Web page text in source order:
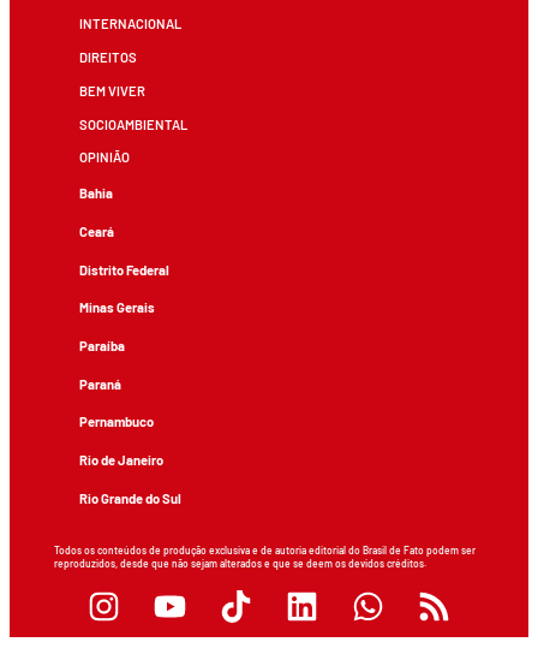
INTERNACIONAL
DIREITOS
BEM VIVER
SOCIOAMBIENTAL
OPINIÃO
Bahia
Ceará
Distrito Federal
Minas Gerais
Paraíba
Paraná
Pernambuco
Rio de Janeiro
Rio Grande do Sul
Todos os conteúdos de produção exclusiva e de autoria editorial do Brasil de Fato podem ser
reproduzidos, desde que não sejam alterados e que se deem os devidos créditos.